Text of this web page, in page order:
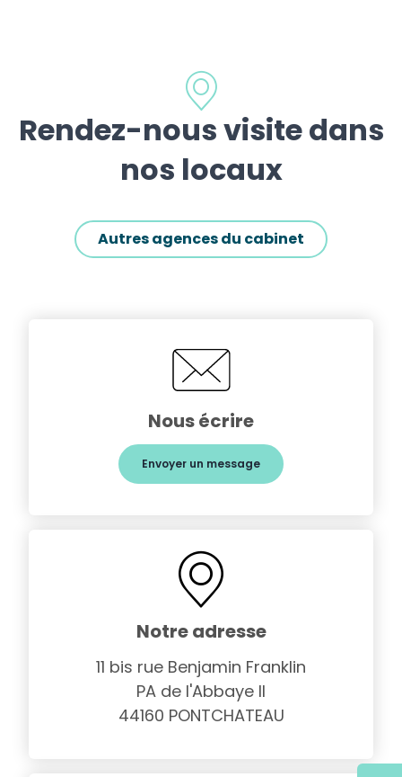
Rendez-nous visite dans
nos locaux
Autres agences du cabinet
Nous écrire
Envoyer un message
Notre adresse
11 bis rue Benjamin Franklin
PA de l'Abbaye II
44160 PONTCHATEAU